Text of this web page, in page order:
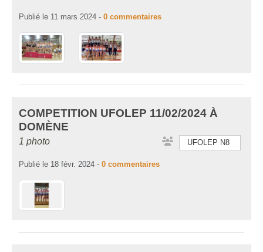
Publié le 11 mars 2024 - 0 commentaires
COMPETITION UFOLEP 11/02/2024 À
DOMÈNE
1 photo UFOLEP N8
Publié le 18 févr. 2024 - 0 commentaires